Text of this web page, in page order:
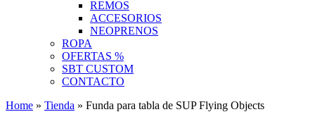
REMOS
ACCESORIOS
NEOPRENOS
ROPA
OFERTAS %
SBT CUSTOM
CONTACTO
Home » Tienda » Funda para tabla de SUP Flying Objects